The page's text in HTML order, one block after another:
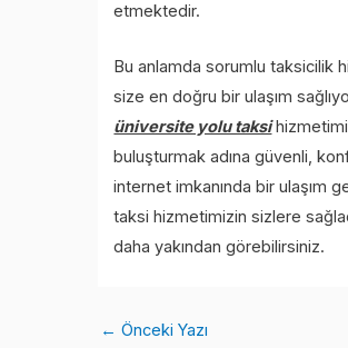
etmektedir.
Bu anlamda sorumlu taksicilik
size en doğru bir ulaşım
üniversite yolu taksi
buluşturmak adına güvenli,
internet imkanında bir ulaşım
taksi hizmetimizin sizlere
daha yakından görebilirsiniz.
← Önceki Yazı